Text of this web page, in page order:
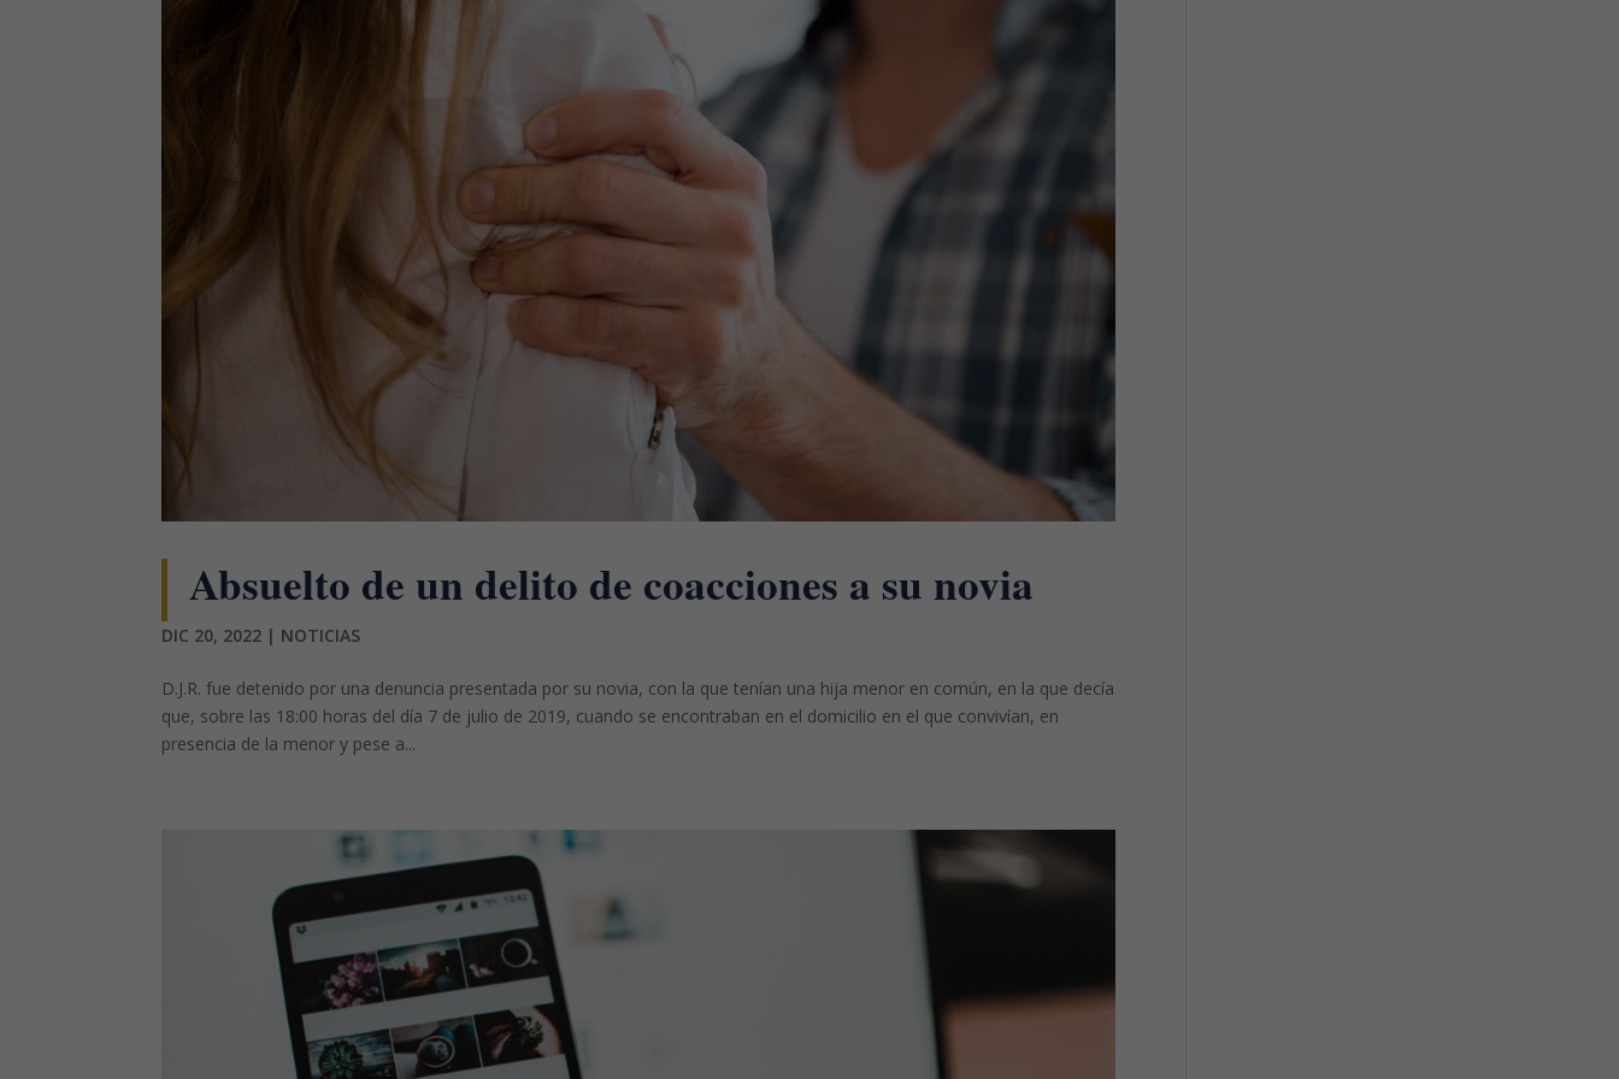
Absuelto de un delito de coacciones a su novia
DIC 20, 2022 | NOTICIAS
D.J.R. fue detenido por una denuncia presentada por su novia, con la que tenían una hija menor en común, en la que decía
que, sobre las 18:00 horas del día 7 de julio de 2019, cuando se encontraban en el domicilio en el que convivían, en
presencia de la menor y pese a...